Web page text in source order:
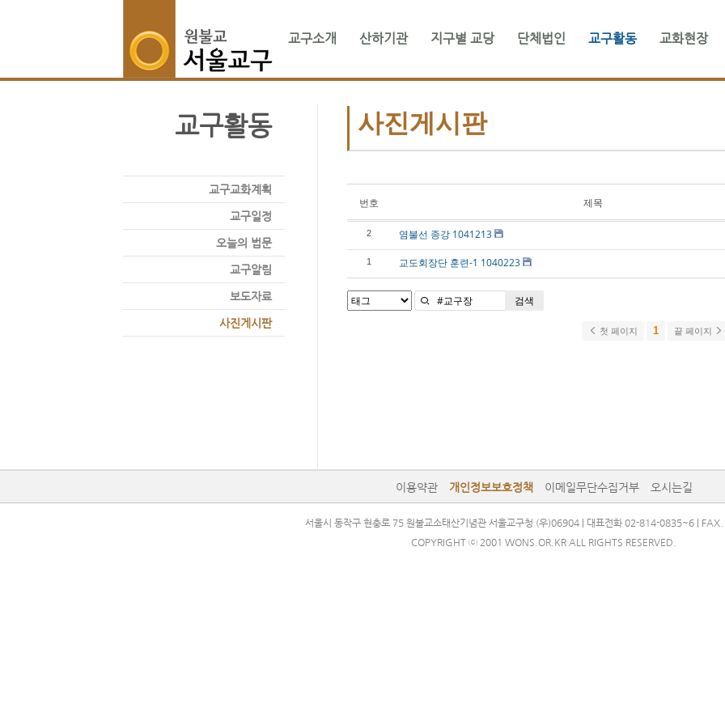
교구소개 산하기관 지구별 교당 단체법인 교구활동 교화현장
교구활동
교구교화계획
교구일정
오늘의 법문
교구알림
보도자료
사진게시판
사진게시판
번호 제목
2 염불선 종강 1041213
1 교도회장단 훈련-1 1040223
검색
첫 페이지 1 끝 페이지
이용약관 개인정보보호정책 이메일무단수집거부 오시는길
서울시 동작구 현충로 75 원불교소태산기념관 서울교구청 (우)06904 | 대표전화 02-814-0835~6 |
COPYRIGHT ⓒ 2001 WONS.OR.KR ALL RIGHTS RESERVED.